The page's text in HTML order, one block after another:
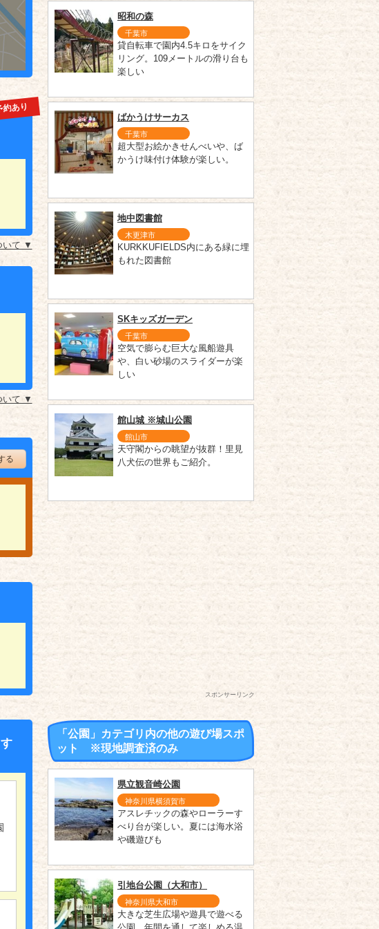
あり
いて ▼
いて ▼
る
昭和の森
千葉市
貸自転車で園内4.5キロをサイク
リング。109メートルの滑り台も
楽しい
ばかうけサーカス
千葉市
超大型お絵かきせんべいや、ば
かうけ味付け体験が楽しい。
地中図書館
木更津市
KURKKUFIELDS内にある緑に埋
もれた図書館
SKキッズガーデン
千葉市
空気で膨らむ巨大な風船遊具
や、白い砂場のスライダーが楽
しい
館山城 ※城山公園
館山市
天守閣からの眺望が抜群！里見
八犬伝の世界もご紹介。
スポンサーリンク
「公園」カテゴリ内の他の遊び場スポ
ット ※現地調査済のみ
県立観音崎公園
神奈川県横須賀市
アスレチックの森やローラーす
べり台が楽しい。夏には海水浴
や磯遊びも
引地台公園（大和市）
神奈川県大和市
大きな芝生広場や遊具で遊べる